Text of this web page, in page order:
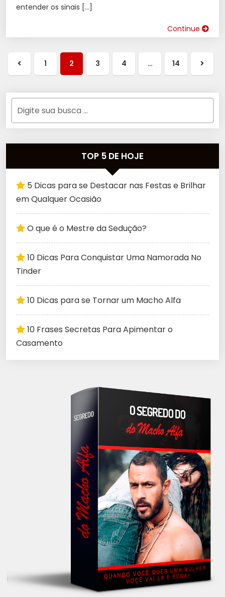
entender os sinais […]
Continue
1 2 3 4 … 14
TOP 5 DE HOJE
5 Dicas para se Destacar nas Festas e Brilhar
em Qualquer Ocasião
O que é o Mestre da Sedução?
10 Dicas Para Conquistar Uma Namorada No
Tinder
10 Dicas para se Tornar um Macho Alfa
10 Frases Secretas Para Apimentar o
Casamento